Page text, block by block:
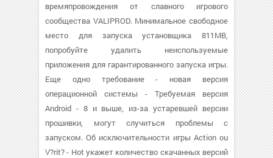
времяпровождения от славного игрового
сообщества VALIPROD. Минимальное свободное
место для запуска установщика 811MB,
попробуйте удалить неиспользуемые
приложения для гарантированного запуска игры.
Еще одно требование - новая версия
операционной системы - Требуемая версия
Android - 8 и выше, из-за устаревшей версии
прошивки, могут случиться проблемы с
запуском. Об исключительности игры Action ou
V?rit? - Hot укажет количество скачанных версий